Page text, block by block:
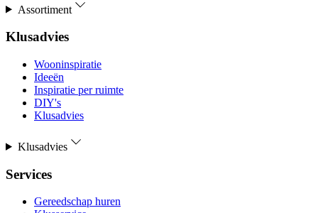
Assortiment
Klusadvies
Wooninspiratie
Ideeën
Inspiratie per ruimte
DIY's
Klusadvies
Klusadvies
Services
Gereedschap huren